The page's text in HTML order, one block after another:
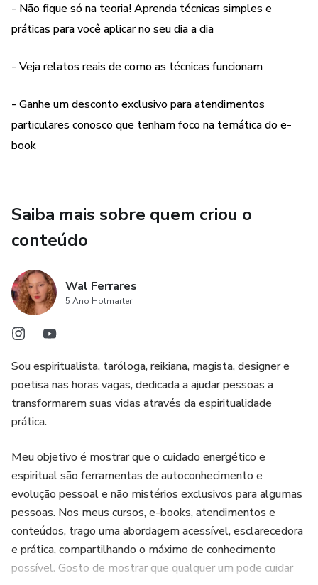
- Como proteger também seus bens como sua moradia,
negócio e veículos
- Esclarecimentos e direcionamentos sobre como proteger
- Caminhos possíveis para tratativa de ataques
energéticos mais sérios, como magia negativa
Para quem sente que:
lugares
- Absorve demais os problemas e emoções dos outros
- Está com a vida travada no geral ou em uma área
específica
- Sente que vive um azar constante
- Percebe que sua energia muda para pior sem motivo
aparente
- Quer se proteger, mas sem complicações ou rituais
complexos
- Trabalha com atendimentos energéticos e holísticos e
sente que carrega o peso de clientes e consulentes
- Não fique só na teoria! Aprenda técnicas simples e
práticas para você aplicar no seu dia a dia
- Veja relatos reais de como as técnicas funcionam
- Ganhe um desconto exclusivo para atendimentos
particulares conosco que tenham foco na temática do e-
book
Saiba mais sobre quem criou o
conteúdo
Wal Ferrares
5 Ano Hotmarter
Sou espiritualista, taróloga, reikiana, magista, designer e
poetisa nas horas vagas, dedicada a ajudar pessoas a
transformarem suas vidas através da espiritualidade
prática.
Meu objetivo é mostrar que o cuidado energético e
espiritual são ferramentas de autoconhecimento e
evolução pessoal e não mistérios exclusivos para algumas
pessoas. Nos meus cursos, e-books, atendimentos e
conteúdos, trago uma abordagem acessível, esclarecedora
e prática, compartilhando o máximo de conhecimento
possível. Gosto de mostrar que qualquer um pode cuidar